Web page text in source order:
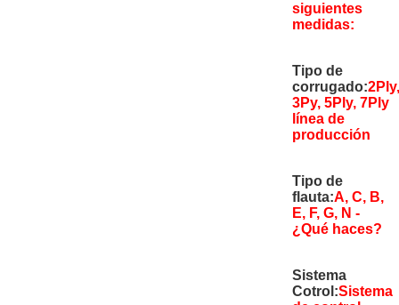
siguientes
medidas:
Tipo de
corrugado:2Ply,
3Py, 5Ply, 7Ply
línea de
producción
Tipo de
flauta:A, C, B,
E, F, G, N -
¿Qué haces?
Sistema
Cotrol:Sistema